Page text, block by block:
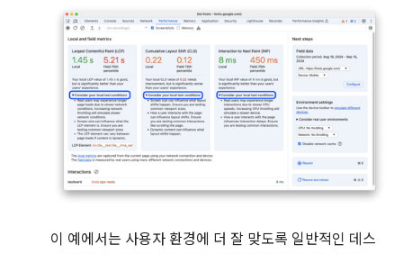
이 예에서는 사용자 환경에 더 잘 맞도록 일반적인 데스